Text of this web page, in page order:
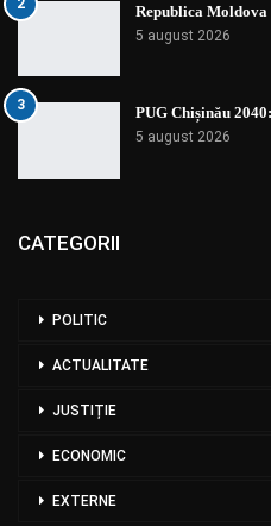
2 Republica
5 august 2026
3 PUG Chișinău
5 august 2026
CATEGORII
POLITIC
ACTUALITATE
JUSTIȚIE
ECONOMIC
EXTERNE